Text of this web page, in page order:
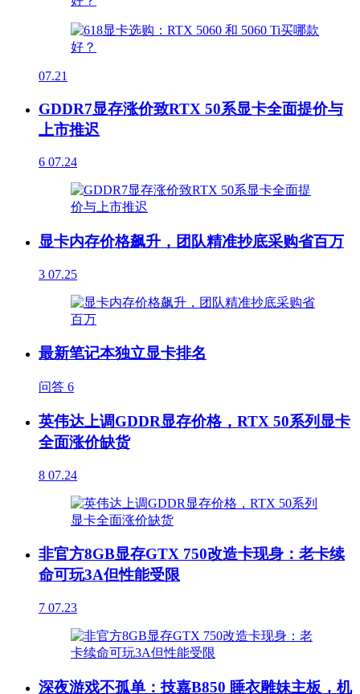
07.21
GDDR7显存涨价致RTX 50系显卡全面提价与
上市推迟
6 07.24
显卡内存价格飙升，团队精准抄底采购省百万
3 07.25
最新笔记本独立显卡排名
问答 6
英伟达上调GDDR显存价格，RTX 50系列显卡
全面涨价缺货
8 07.24
非官方8GB显存GTX 750改造卡现身：老卡续
命可玩3A但性能受限
7 07.23
深夜游戏不孤单：技嘉B850 睡衣雕妹主板，机